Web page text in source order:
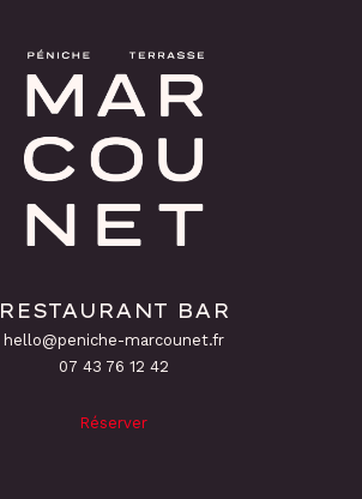
RESTAURANT BAR
hello@peniche-marcounet.fr
‭07 43 76 12 42
Réserver